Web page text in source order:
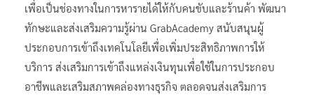
เพื่อเป็นช่องทางในการหารายได้ให้กับคนขับและร้านค้า พัฒนา
ทักษะและส่งเสริมความรู้ผ่าน GrabAcademy สนับสนุนผู้
ประกอบการเข้าถึงเทคโนโลยีเพื่อเพิ่มประสิทธิภาพการให้
บริการ ส่งเสริมการเข้าถึงแหล่งเงินทุนเพื่อใช้ในการประกอบ
อาชีพและเสริมสภาพคล่องทางธุรกิจ ตลอดจนส่งเสริมการ